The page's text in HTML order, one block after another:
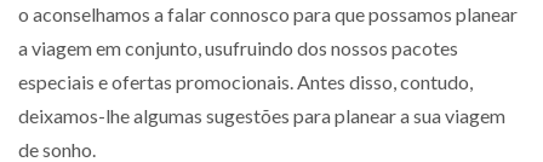
o aconselhamos a falar connosco para que possamos planear
a viagem em conjunto, usufruindo dos nossos pacotes
especiais e ofertas promocionais. Antes disso, contudo,
deixamos-lhe algumas sugestões para planear a sua viagem
de sonho.